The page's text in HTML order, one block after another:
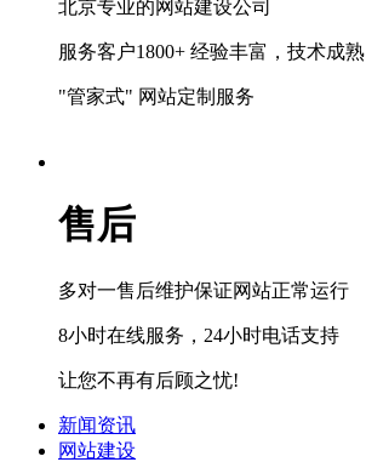
北京专业的网站建设公司
服务客户1800+ 经验丰富，技术成熟
"管家式" 网站定制服务
售后
多对一售后维护保证网站正常运行
8小时在线服务，24小时电话支持
让您不再有后顾之忧!
新闻资讯
网站建设